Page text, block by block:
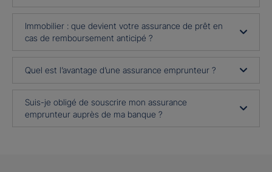
Immobilier : que devient votre assurance de prêt en
cas de remboursement anticipé ?
Quel est l’avantage d’une assurance emprunteur ?
Suis-je obligé de souscrire mon assurance
emprunteur auprès de ma banque ?